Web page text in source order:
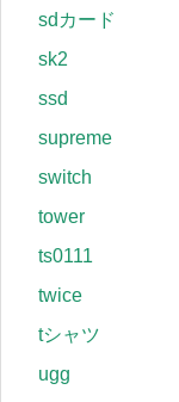
sdカード
sk2
ssd
supreme
switch
tower
ts0111
twice
tシャツ
ugg